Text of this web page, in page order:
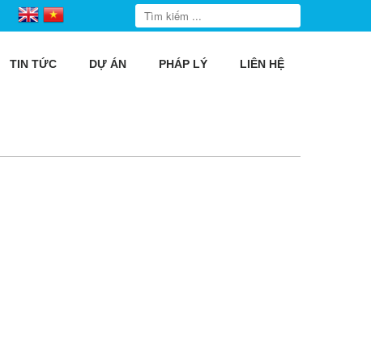
TIN TỨC DỰ ÁN PHÁP LÝ LIÊN HỆ